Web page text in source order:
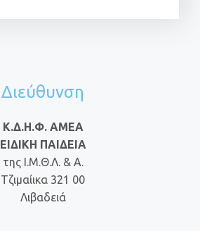
Διεύθυνση
Κ.Δ.Η.Φ. ΑΜΕΑ
ΕΙΔΙΚΗ ΠΑΙΔΕΙΑ
της Ι.Μ.Θ.Λ. & Α.
Τζιμαίικα 321 00
Λιβαδειά